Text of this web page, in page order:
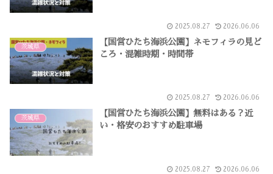
2025.08.27 2026.06.06
茨城県
【国営ひたち海浜公園】ネモフィラの見ど
ころ・混雑時期・時間帯
2025.08.27 2026.06.06
茨城県
【国営ひたち海浜公園】無料はある？近
い・格安のおすすめ駐車場
2025.08.27 2026.06.06